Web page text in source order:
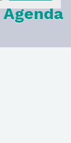
Agenda